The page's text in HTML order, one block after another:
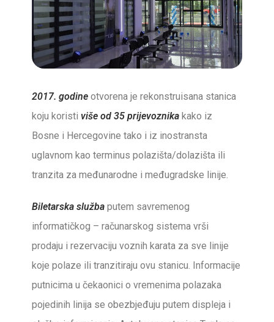
2017. godine otvorena je rekonstruisana stanica
koju koristiviše od 35 prijevoznika kako iz
Bosne i Hercegovine tako i iz inostransta
uglavnom kao terminus polazišta/dolazišta ili
tranzita za međunarodne i međugradske linije.
Biletarska služba putem savremenog
informatičkog – računarskog sistema vrši
prodaju i rezervaciju voznih karata za sve linije
koje polaze ili tranzitiraju ovu stanicu. Informacije
putnicima u čekaonici o vremenima polazaka
pojedinih linija se obezbjeđuju putem displeja i